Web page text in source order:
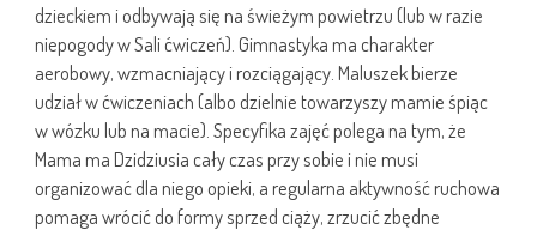
dzieckiem i odbywają się na świeżym powietrzu (lub w razie
niepogody w Sali ćwiczeń). Gimnastyka ma charakter
aerobowy, wzmacniający i rozciągający. Maluszek bierze
udział w ćwiczeniach (albo dzielnie towarzyszy mamie śpiąc
w wózku lub na macie). Specyfika zajęć polega na tym, że
Mama ma Dzidziusia cały czas przy sobie i nie musi
organizować dla niego opieki, a regularna aktywność ruchowa
pomaga wrócić do formy sprzed ciąży, zrzucić zbędne